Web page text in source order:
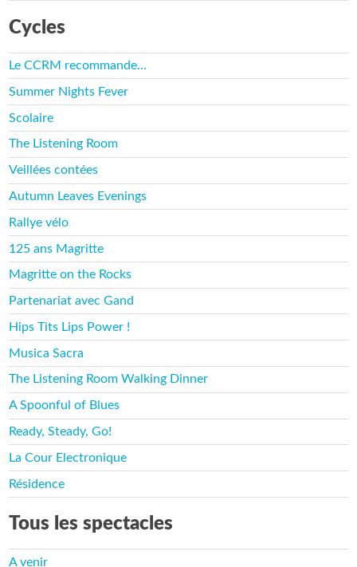
Cycles
Le CCRM recommande…
Summer Nights Fever
Scolaire
The Listening Room
Veillées contées
Autumn Leaves Evenings
Rallye vélo
125 ans Magritte
Magritte on the Rocks
Partenariat avec Gand
Hips Tits Lips Power !
Musica Sacra
The Listening Room Walking Dinner
A Spoonful of Blues
Ready, Steady, Go!
La Cour Electronique
Résidence
Tous les spectacles
A venir